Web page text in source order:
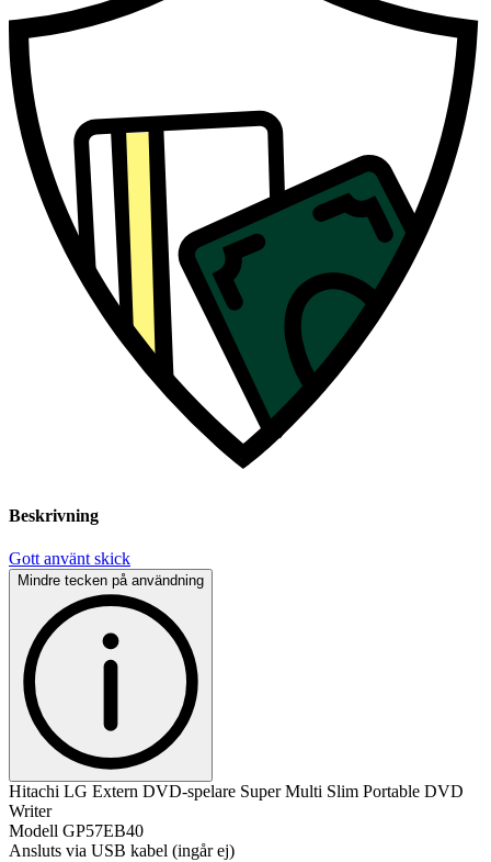
Beskrivning
Gott använt skick
Mindre tecken på användning
Hitachi LG Extern DVD-spelare Super Multi Slim Portable DVD
Writer
Modell GP57EB40
Ansluts via USB kabel (ingår ej)